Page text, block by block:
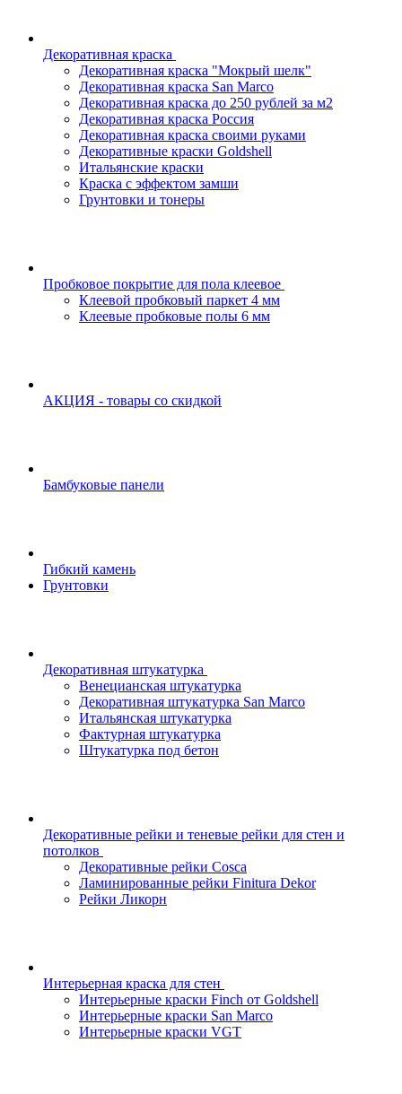
Декоративная краска
Декоративная краска "Мокрый шелк"
Декоративная краска San Marco
Декоративная краска до 250 рублей за м2
Декоративная краска Россия
Декоративная краска своими руками
Декоративные краски Goldshell
Итальянские краски
Краска с эффектом замши
Грунтовки и тонеры
Пробковое покрытие для пола клеевое
Клеевой пробковый паркет 4 мм
Клеевые пробковые полы 6 мм
АКЦИЯ - товары со скидкой
Бамбуковые панели
Гибкий камень
Грунтовки
Декоративная штукатурка
Венецианская штукатурка
Декоративная штукатурка San Marco
Итальянская штукатурка
Фактурная штукатурка
Штукатурка под бетон
Декоративные рейки и теневые рейки для стен и
потолков
Декоративные рейки Cosca
Ламинированные рейки Finitura Dekor
Рейки Ликорн
Интерьерная краска для стен
Интерьерные краски Finch от Goldshell
Интерьерные краски San Marco
Интерьерные краски VGT